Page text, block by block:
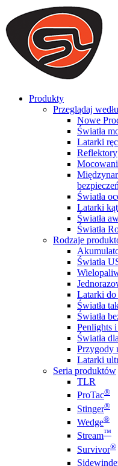
We use cookies to ensure
on our website. By
that cookies are used to help
to offer you a better
you can disable cookies, you
Produkty
Przeglądaj
Nowe
Światła
Latarki
Reflektory
Światła
Latarki
Światła
Światła
Rodzaje
Światła
Latarki do
Światła
Światła
Penlights
Światła
Przygody
Latarki
Seria produktów
TLR
ProTac®
Stinger®
Wedge®
Stream™
Survivor®